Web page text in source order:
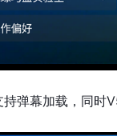
弹幕加载，同时